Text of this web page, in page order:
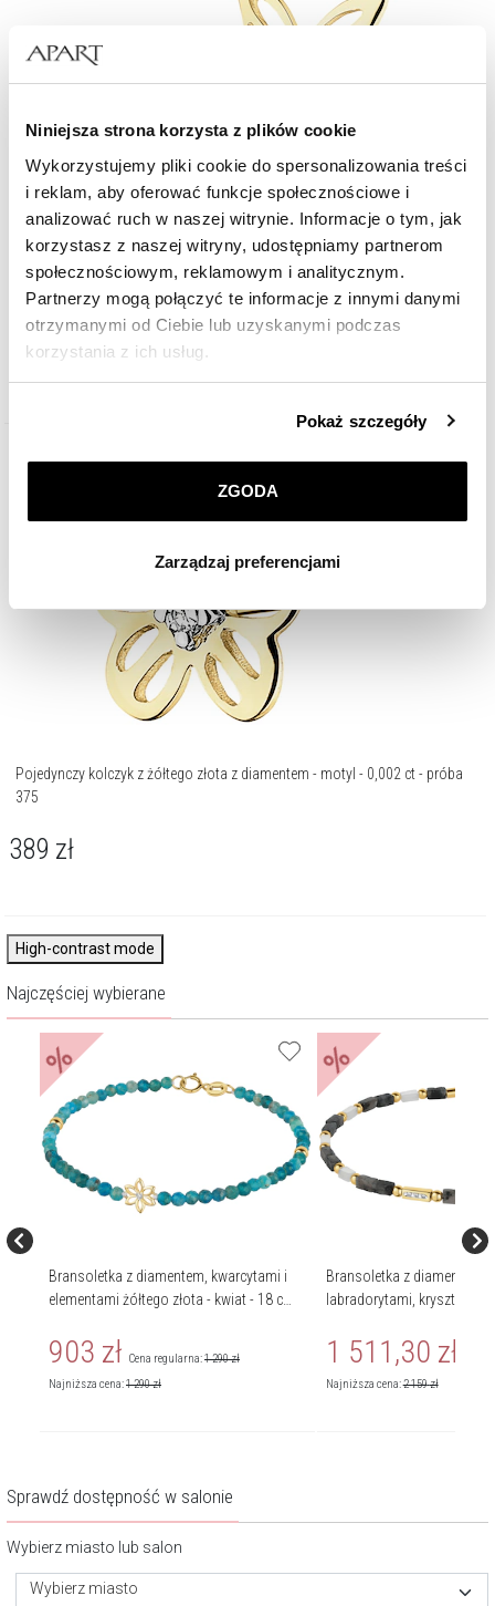
Niniejsza strona korzysta z plików cookie
Wykorzystujemy pliki cookie do spersonalizowania treści
i reklam, aby oferować funkcje społecznościowe i
analizować ruch w naszej witrynie. Informacje o tym, jak
korzystasz z naszej witryny, udostępniamy partnerom
społecznościowym, reklamowym i analitycznym.
Partnerzy mogą połączyć te informacje z innymi danymi
otrzymanymi od Ciebie lub uzyskanymi podczas
korzystania z ich usług.
przez nas plików cookie znajdziesz wPolityce
prywatności.
korzystamy. Możesz również wybrać jaki rodzaj plików
Zarządzaj preferencjami. W każdej chwili możesz
dokonać zmiany wybranych przez Ciebie plików cookie.
Pokaż szczegóły
ZGODA
Zarządzaj preferencjami
Kolczyki z żółtego złota z diamentami - motyle - 0,004 ct - próba 375
699 zł
Pojedynczy kolczyk z żółtego złota z diamentem - motyl - 0,002 ct - próba
375
389 zł
High-contrast mode
Najczęściej wybierane
%
Bransoletka z diamentem, kwarcytami i
elementami żółtego złota - kwiat - 18 cm -
903 zł Cena regularna:1 290zł
Najniższa cena:1 290zł
%
Bransoletka z diamentami,
labradorytami,
375
1 511,30 zł
Najniższa cena:2 159zł
Sprawdź dostępność w salonie
Wybierz miasto lub salon
Wybierz miasto